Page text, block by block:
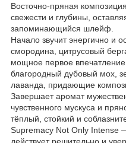
Восточно-пряная
свежести и глубины,
запоминающийся шлейф.
Начало звучит энергично и
смородина, цитрусовый
мощное первое
благородный дубовый мох,
лаванда, придающие
Завершает аромат
чувственного мускуса и
тёплый, стойкий и
Supremacy Not Only Intense
действует решительно и